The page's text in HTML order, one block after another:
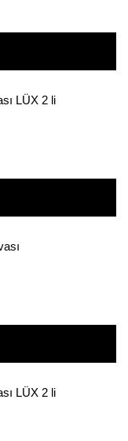
LÜX 2 li
LÜX 2 li